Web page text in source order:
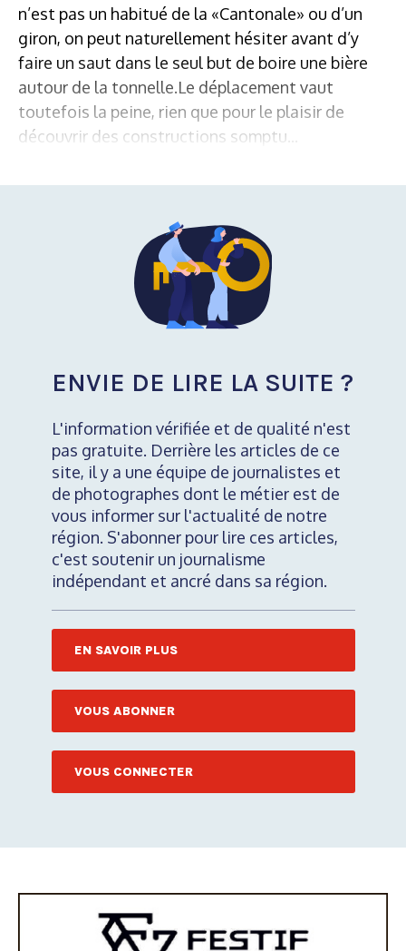
n’est pas un habitué de la «Cantonale» ou d’un
giron, on peut naturellement hésiter avant d’y
faire un saut dans le seul but de boire une bière
autour de la tonnelle.Le déplacement vaut
toutefois la peine, rien que pour le plaisir de
découvrir des constructions somptu...
ENVIE DE LIRE LA SUITE ?
L'information vérifiée et de qualité n'est
pas gratuite. Derrière les articles de ce
site, il y a une équipe de journalistes et
de photographes dont le métier est de
vous informer sur l'actualité de notre
région. S'abonner pour lire ces articles,
c'est soutenir un journalisme
indépendant et ancré dans sa région.
EN SAVOIR PLUS
VOUS ABONNER
VOUS CONNECTER